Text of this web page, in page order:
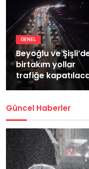
GENEL
Beyoğlu ve
birtakım yollar
trafiğe
Güncel Haberler